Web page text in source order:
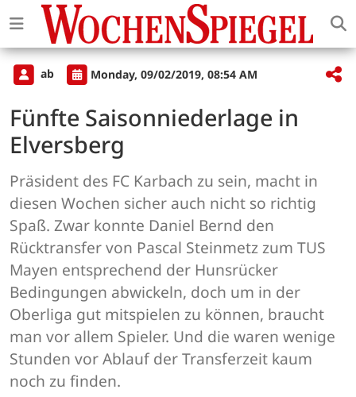
ab Monday, 09/02/2019, 08:54 AM
Fünfte Saisonniederlage in
Elversberg
Präsident des FC Karbach zu sein, macht in
diesen Wochen sicher auch nicht so richtig
Spaß. Zwar konnte Daniel Bernd den
Rücktransfer von Pascal Steinmetz zum TUS
Mayen entsprechend der Hunsrücker
Bedingungen abwickeln, doch um in der
Oberliga gut mitspielen zu können, braucht
man vor allem Spieler. Und die waren wenige
Stunden vor Ablauf der Transferzeit kaum
noch zu finden.